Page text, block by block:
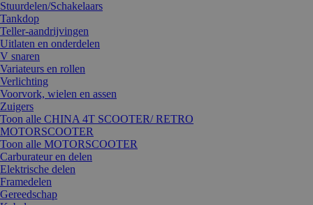
Stuurdelen/Schakelaars
Tankdop
Teller-aandrijvingen
Uitlaten en onderdelen
V snaren
Variateurs en rollen
Verlichting
Voorvork, wielen en assen
Zuigers
Toon alle CHINA 4T SCOOTER/ RETRO
MOTORSCOOTER
Toon alle MOTORSCOOTER
Carburateur en delen
Elektrische delen
Framedelen
Gereedschap